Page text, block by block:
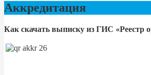
Аккредитация
Как скачать выписку из ГИС «Реестр